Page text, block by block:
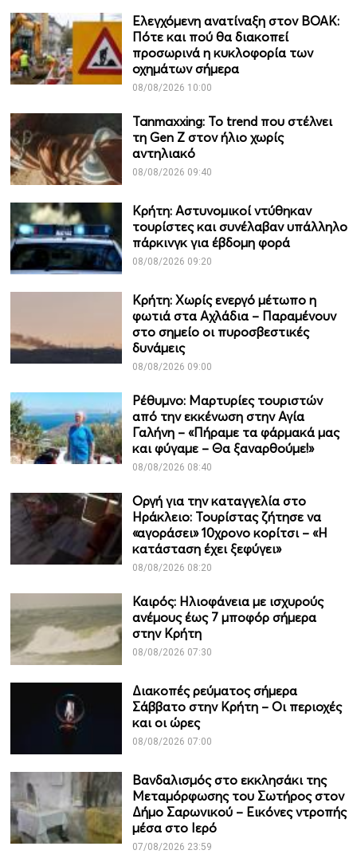
Ελεγχόμενη ανατίναξη στον ΒΟΑΚ:
Πότε και πού θα διακοπεί
προσωρινά η κυκλοφορία των
οχημάτων σήμερα
08/08/2026 10:00
Tanmaxxing: To trend που στέλνει
τη Gen Z στον ήλιο χωρίς
αντηλιακό
08/08/2026 09:40
Κρήτη: Αστυνομικοί ντύθηκαν
τουρίστες και συνέλαβαν υπάλληλο
πάρκινγκ για έβδομη φορά
08/08/2026 09:20
Κρήτη: Χωρίς ενεργό μέτωπο η
φωτιά στα Αχλάδια – Παραμένουν
στο σημείο οι πυροσβεστικές
δυνάμεις
08/08/2026 09:00
Ρέθυμνο: Μαρτυρίες τουριστών
από την εκκένωση στην Αγία
Γαλήνη – «Πήραμε τα φάρμακά μας
και φύγαμε – Θα ξαναρθούμε!»
08/08/2026 08:40
Οργή για την καταγγελία στο
Ηράκλειο: Τουρίστας ζήτησε να
«αγοράσει» 10χρονο κορίτσι – «Η
κατάσταση έχει ξεφύγει»
08/08/2026 08:20
Καιρός: Ηλιοφάνεια με ισχυρούς
ανέμους έως 7 μποφόρ σήμερα
στην Κρήτη
08/08/2026 07:30
Διακοπές ρεύματος σήμερα
Σάββατο στην Κρήτη – Οι περιοχές
και οι ώρες
08/08/2026 07:00
Βανδαλισμός στο εκκλησάκι της
Μεταμόρφωσης του Σωτήρος στον
Δήμο Σαρωνικού – Εικόνες ντροπής
μέσα στο Ιερό
07/08/2026 23:59